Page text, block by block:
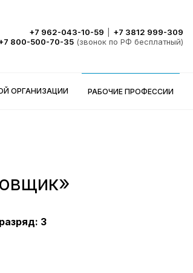
+7 962-043-10-59
+7 3812 999-309
800-500-70-35 (звонок по РФ бесплатный)
ОРГАНИЗАЦИИ РАБОЧИЕ ПРОФЕССИИ
3